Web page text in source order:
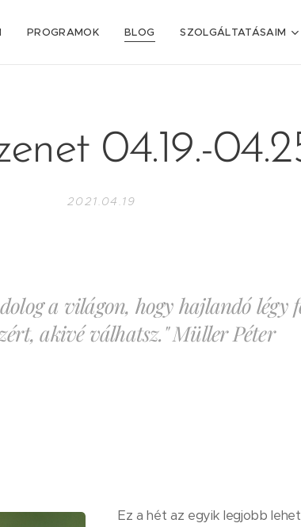
PROGRAMOK BLOG SZOLGÁLTATÁSAIM
04.19.-
2021.04.19
a világon, hogy hajlandó légy
akivé válhatsz." Müller Péter
Ez a hét az egyik legjobb